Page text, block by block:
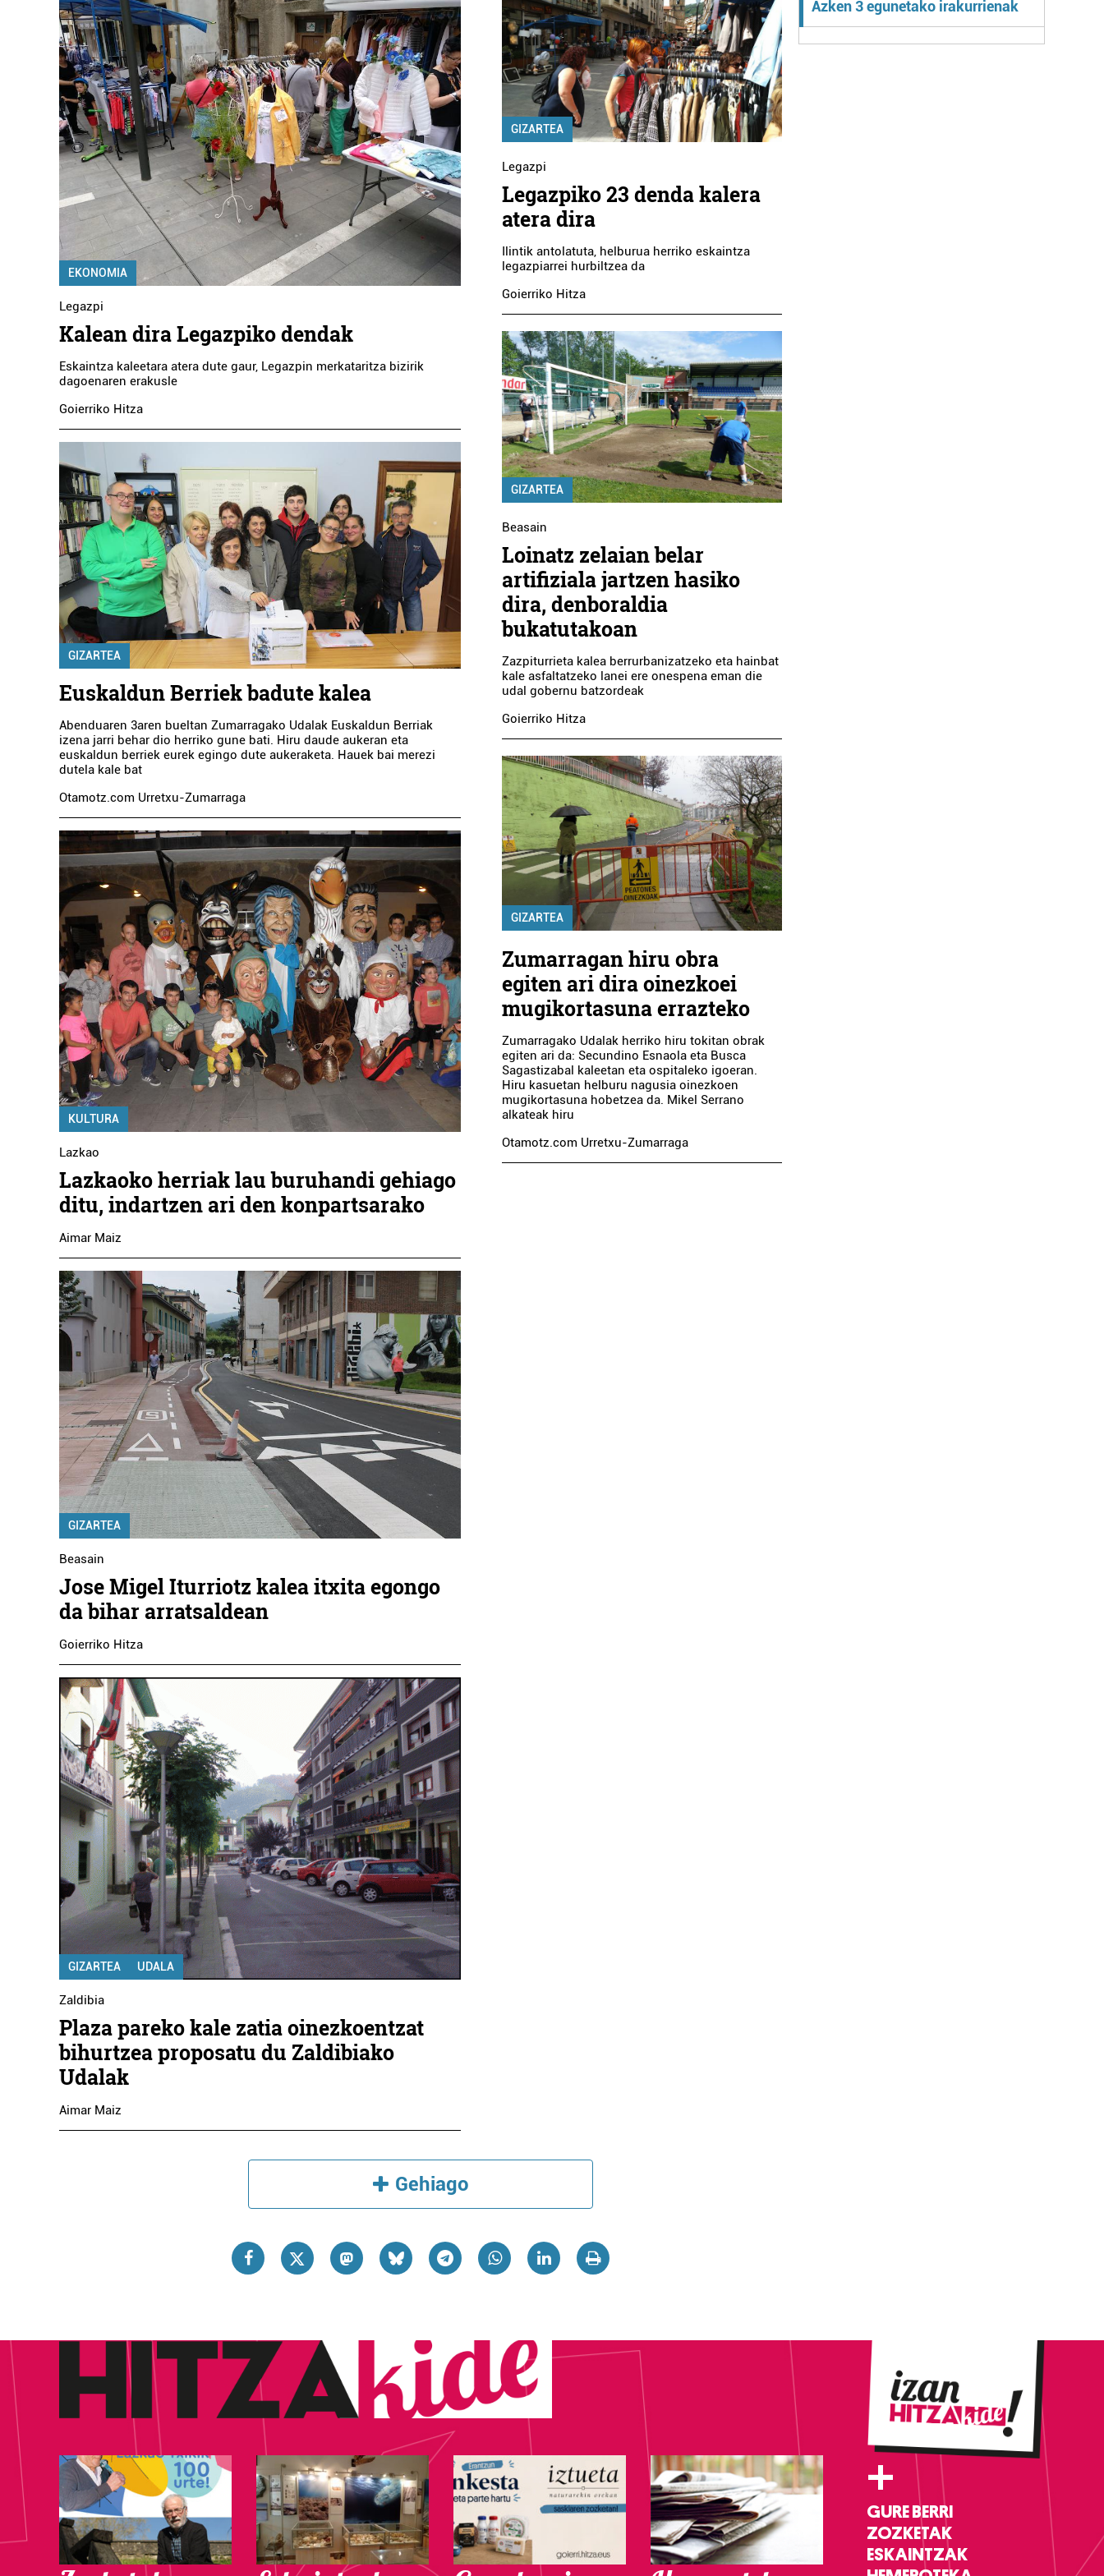
EKONOMIA
Legazpi
Kalean dira Legazpiko dendak
Eskaintza kaleetara atera dute gaur, Legazpin merkataritza bizirik
dagoenaren erakusle
Goierriko Hitza
GIZARTEA
Euskaldun Berriek badute kalea
Abenduaren 3aren bueltan Zumarragako Udalak Euskaldun Berriak
izena jarri behar dio herriko gune bati. Hiru daude aukeran eta
euskaldun berriek eurek egingo dute aukeraketa. Hauek bai merezi
dutela kale bat
Otamotz.com Urretxu-Zumarraga
KULTURA
Lazkao
Lazkaoko herriak lau buruhandi gehiago
ditu, indartzen ari den konpartsarako
Aimar Maiz
GIZARTEA
Beasain
Jose Migel Iturriotz kalea itxita egongo
da bihar arratsaldean
Goierriko Hitza
GIZARTEA UDALA
Zaldibia
Plaza pareko kale zatia oinezkoentzat
bihurtzea proposatu du Zaldibiako
Udalak
Aimar Maiz
GIZARTEA
Legazpi
Legazpiko 23 denda kalera
atera dira
Ilintik antolatuta, helburua herriko eskaintza
legazpiarrei hurbiltzea da
Goierriko Hitza
GIZARTEA
Beasain
Loinatz zelaian belar
artifiziala jartzen hasiko
dira, denboraldia
bukatutakoan
Zazpiturrieta kalea berrurbanizatzeko eta hainbat
kale asfaltatzeko lanei ere onespena eman die
udal gobernu batzordeak
Goierriko Hitza
GIZARTEA
Zumarragan hiru obra
egiten ari dira oinezkoei
mugikortasuna errazteko
Zumarragako Udalak herriko hiru tokitan obrak
egiten ari da: Secundino Esnaola eta Busca
Sagastizabal kaleetan eta ospitaleko igoeran.
Hiru kasuetan helburu nagusia oinezkoen
mugikortasuna hobetzea da. Mikel Serrano
alkateak hiru
Otamotz.com Urretxu-Zumarraga
Gehiago
Azken 3 egunetako irakurrienak
+
GURE BERRI
ZOZKETAK
ESKAINTZAK